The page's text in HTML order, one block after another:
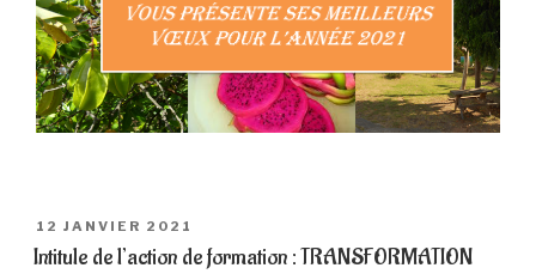
PUBLIÉ
LE
12 JANVIER 2021
Intitule de l’action de formation : TRANSFORMATION